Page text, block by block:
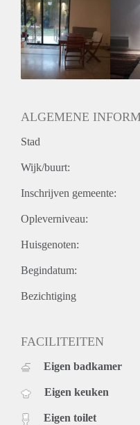
Niet mogelijk
Inkomen eis
2,7 X De bruto huur
Huurtermijn
Onbepaalde termijn
ALGEMENE
Stad
Wijk/buurt:
Inschrijven gemeente:
Opleverniveau:
Huisgenoten:
Begindatum:
Bezichtiging
FACILITEITEN
Eigen badkamer
Eigen keuken
Eigen toilet